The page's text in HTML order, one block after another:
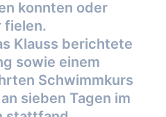
konnten oder
fielen.
Klauss berichtete
sowie einem
Schwimmkurs
sieben Tagen im